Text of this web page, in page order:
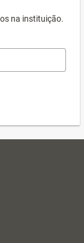
na instituição.